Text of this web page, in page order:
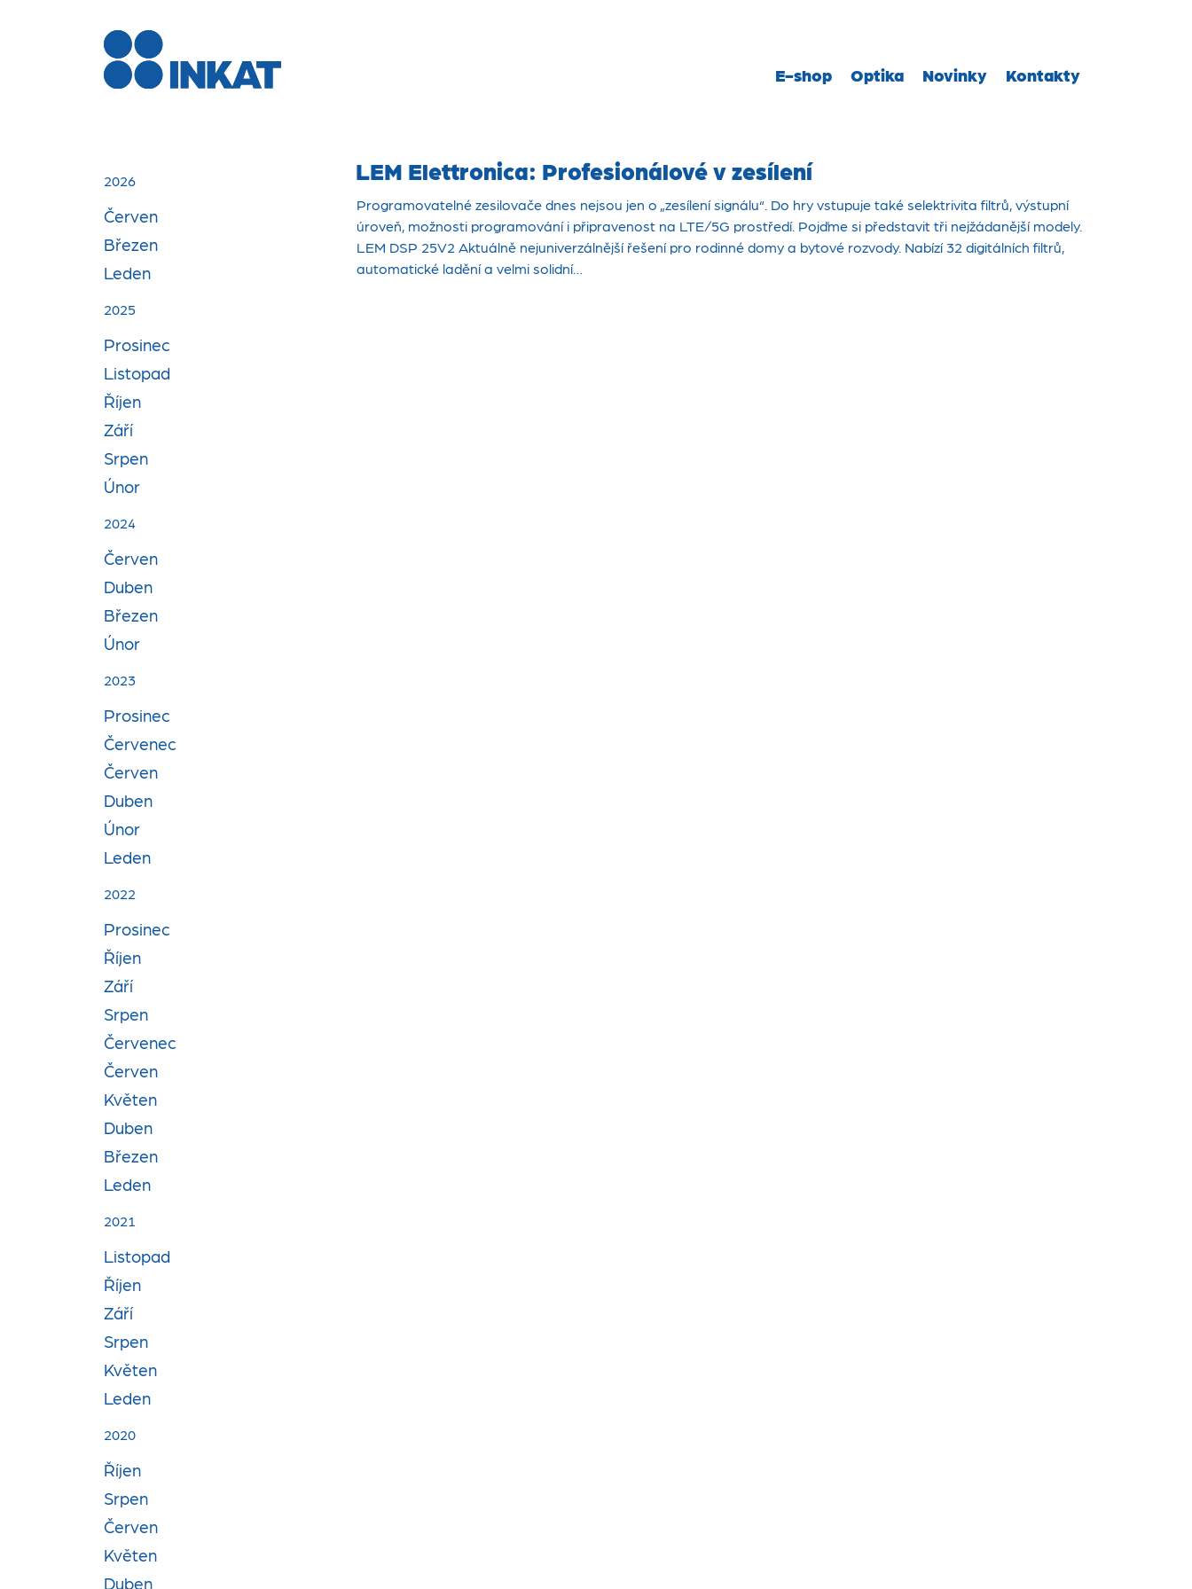
E-shop Optika Novinky Kontakty
2026
Červen
Březen
Leden
2025
Prosinec
Listopad
Říjen
Září
Srpen
Únor
2024
Červen
Duben
Březen
Únor
2023
Prosinec
Červenec
Červen
Duben
Únor
Leden
2022
Prosinec
Říjen
Září
Srpen
Červenec
Červen
Květen
Duben
Březen
Leden
2021
Listopad
Říjen
Září
Srpen
Květen
Leden
2020
Říjen
Srpen
Červen
Květen
Duben
LEM Elettronica: Profesionálové v zesílení
Programovatelné zesilovače dnes nejsou jen o „zesílení signálu“. Do hry vstupuje také selektrivita filtrů, výstupní
úroveň, možnosti programování i připravenost na LTE/5G prostředí. Pojďme si představit tři nejžádanější modely.
LEM DSP 25V2 Aktuálně nejuniverzálnější řešení pro rodinné domy a bytové rozvody. Nabízí 32 digitálních filtrů,
automatické ladění a velmi solidní…